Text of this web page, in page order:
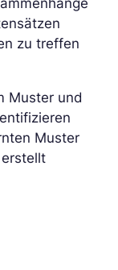
zu treffen
Muster und
Muster